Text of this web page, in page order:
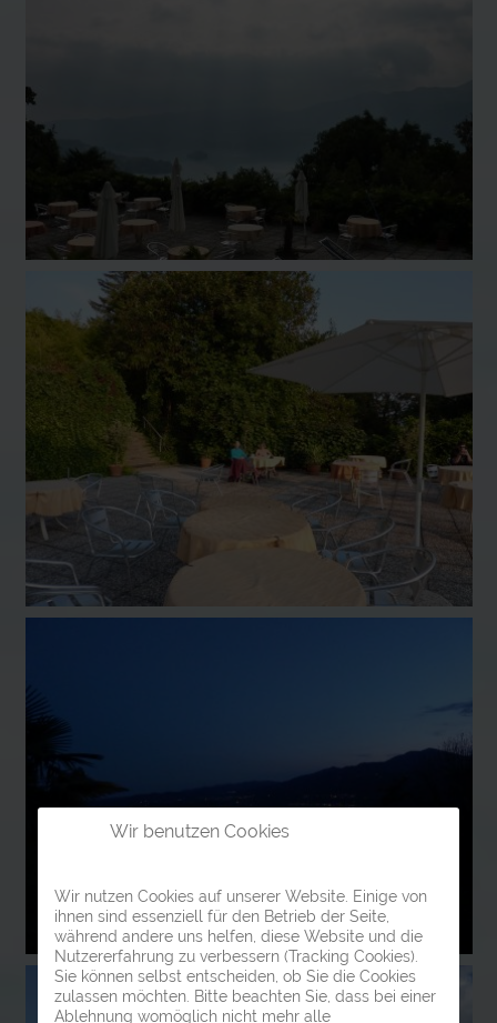
Wir benutzen Cookies
Wir nutzen Cookies auf unserer Website. Einige von
ihnen sind essenziell für den Betrieb der Seite,
während andere uns helfen, diese Website und die
Nutzererfahrung zu verbessern (Tracking Cookies).
Sie können selbst entscheiden, ob Sie die Cookies
zulassen möchten. Bitte beachten Sie, dass bei einer
Ablehnung womöglich nicht mehr alle